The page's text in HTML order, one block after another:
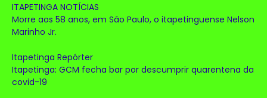
ITAPETINGA NOTÍCIAS
Morre aos 58 anos, em São Paulo, o itapetinguense Nelson
Marinho Jr.
Itapetinga Repórter
Itapetinga: GCM fecha bar por descumprir quarentena da
covid-19